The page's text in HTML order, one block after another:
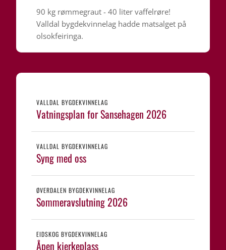
90 kg rømmegraut - 40 liter vaffelrøre!
Valldal bygdekvinnelag hadde matsalget på
olsokfeiringa.
VALLDAL BYGDEKVINNELAG
Vatningsplan for Sansehagen 2026
VALLDAL BYGDEKVINNELAG
Syng med oss
ØVERDALEN BYGDEKVINNELAG
Sommeravslutning 2026
EIDSKOG BYGDEKVINNELAG
Åpen kjerkeplass